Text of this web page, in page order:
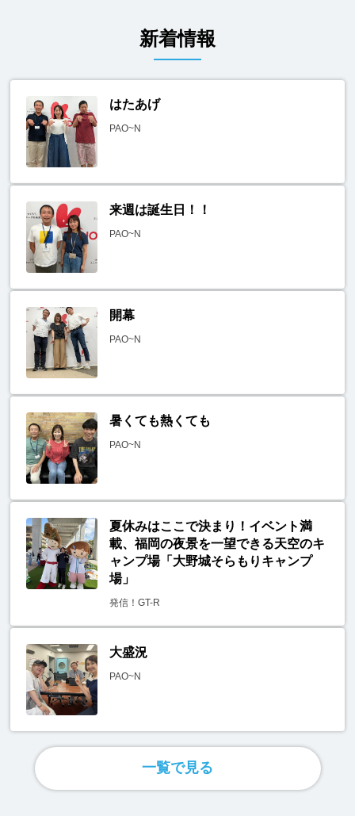
新着情報
はたあげ
PAO~N
来週は誕生日！！
PAO~N
開幕
PAO~N
暑くても熱くても
PAO~N
夏休みはここで決まり！イベント満
載、福岡の夜景を一望できる天空のキ
ャンプ場「大野城そらもりキャンプ
場」
発信！GT-R
大盛況
PAO~N
一覧で見る